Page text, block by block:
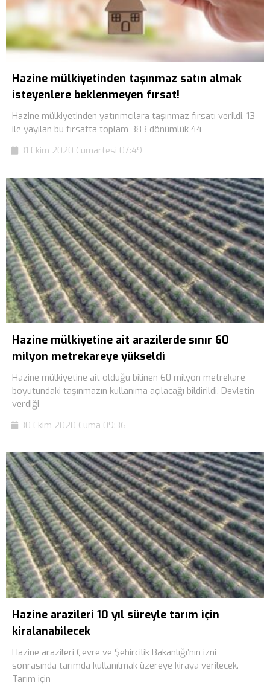
Hazine mülkiyetinden taşınmaz satın almak
isteyenlere beklenmeyen fırsat!
Hazine mülkiyetinden yatırımcılara taşınmaz fırsatı verildi. 13
ile yayılan bu fırsatta toplam 383 dönümlük 44
31 Ekim 2020 Cumartesi 07:49
Hazine mülkiyetine ait arazilerde sınır 60
milyon metrekareye yükseldi
Hazine mülkiyetine ait olduğu bilinen 60 milyon metrekare
boyutundaki taşınmazın kullanıma açılacağı bildirildi. Devletin
verdiği
30 Ekim 2020 Cuma 09:36
Hazine arazileri 10 yıl süreyle tarım için
kiralanabilecek
Hazine arazileri Çevre ve Şehircilik Bakanlığı’nın izni
sonrasında tarımda kullanılmak üzereye kiraya verilecek.
Tarım için